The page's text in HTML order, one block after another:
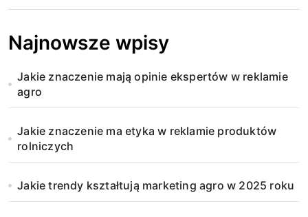
Najnowsze wpisy
Jakie znaczenie mają opinie ekspertów w reklamie
agro
Jakie znaczenie ma etyka w reklamie produktów
rolniczych
Jakie trendy kształtują marketing agro w 2025 roku